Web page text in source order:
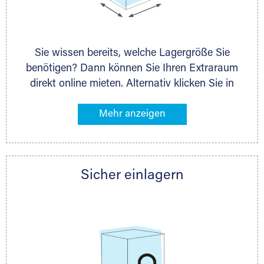
Sie wissen bereits, welche Lagergröße Sie
benötigen? Dann können Sie Ihren Extraraum
direkt online mieten. Alternativ klicken Sie in
Gegenstände an, die Sie einlagern möchten –
ermittelt. Natürlich steht Ihnen Ihr Extraraum
persönlich hinsichtlich Lagervolumen und zu
Sicher einlagern